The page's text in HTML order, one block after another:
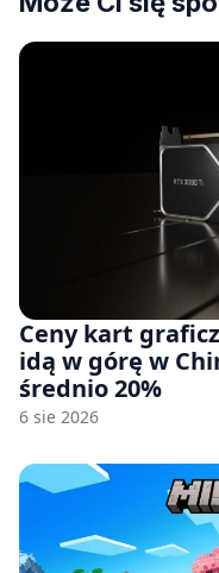
Ceny kart
idą w górę w
średnio 20%
6 sie 2026